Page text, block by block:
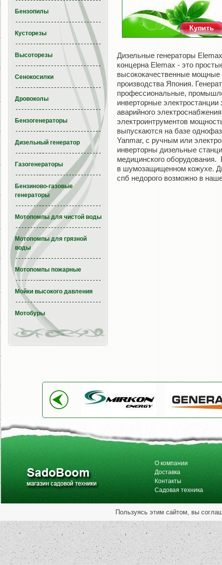
Купить
Дизельные генераторы
концерна Elemax - это
высококачественные
производства Япония.
профессиональные,
инверторные
аварийного
электроинтрументов
выпускаются на базе
Yanmar, с ручным или
инверторны дизельные
медицинского
в шумозащищенном кожухе.
спб недорого возможно в
Бензопилы
Кусторезы
Высоторезы
Сенокосилки
Дровоколы
Бензогенераторы
Дизельный генератор
Газогенераторы
Бензиново-газовые
генераторы
Мотопомпы для чистой воды
Мотопомпы для грязной
воды
Мотопомпы пожарные
Мойки высокого давления
Мотобуры
О компании
Доставка
Контакты
Садовая техника
Пользуясь этим сайтом, вы